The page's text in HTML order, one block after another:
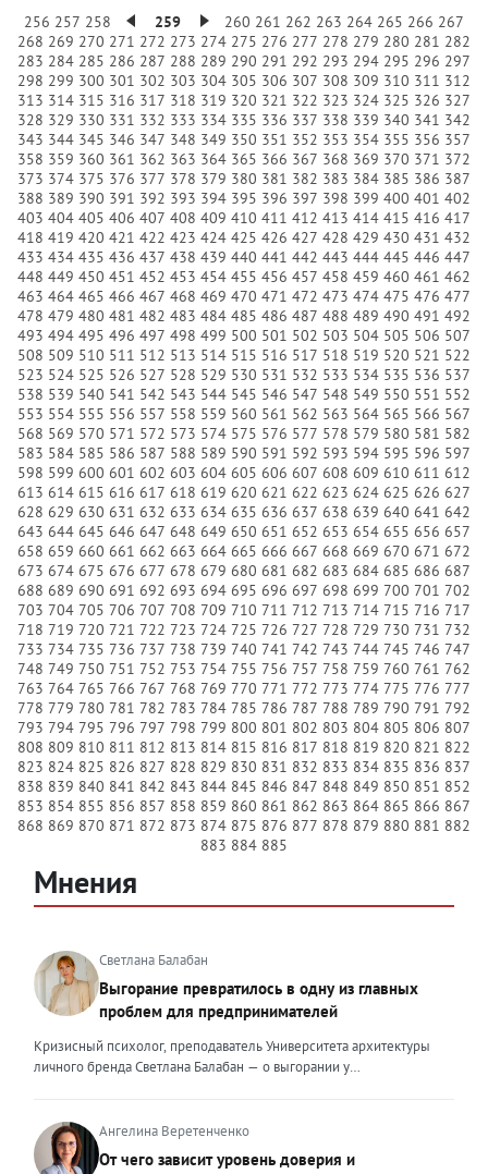
256 257 258 259 260 261 262 263 264 265 266 267
268 269 270 271 272 273 274 275 276 277 278 279 280 281 282
283 284 285 286 287 288 289 290 291 292 293 294 295 296 297
298 299 300 301 302 303 304 305 306 307 308 309 310 311 312
313 314 315 316 317 318 319 320 321 322 323 324 325 326 327
328 329 330 331 332 333 334 335 336 337 338 339 340 341 342
343 344 345 346 347 348 349 350 351 352 353 354 355 356 357
358 359 360 361 362 363 364 365 366 367 368 369 370 371 372
373 374 375 376 377 378 379 380 381 382 383 384 385 386 387
388 389 390 391 392 393 394 395 396 397 398 399 400 401 402
403 404 405 406 407 408 409 410 411 412 413 414 415 416 417
418 419 420 421 422 423 424 425 426 427 428 429 430 431 432
433 434 435 436 437 438 439 440 441 442 443 444 445 446 447
448 449 450 451 452 453 454 455 456 457 458 459 460 461 462
463 464 465 466 467 468 469 470 471 472 473 474 475 476 477
478 479 480 481 482 483 484 485 486 487 488 489 490 491 492
493 494 495 496 497 498 499 500 501 502 503 504 505 506 507
508 509 510 511 512 513 514 515 516 517 518 519 520 521 522
523 524 525 526 527 528 529 530 531 532 533 534 535 536 537
538 539 540 541 542 543 544 545 546 547 548 549 550 551 552
553 554 555 556 557 558 559 560 561 562 563 564 565 566 567
568 569 570 571 572 573 574 575 576 577 578 579 580 581 582
583 584 585 586 587 588 589 590 591 592 593 594 595 596 597
598 599 600 601 602 603 604 605 606 607 608 609 610 611 612
613 614 615 616 617 618 619 620 621 622 623 624 625 626 627
628 629 630 631 632 633 634 635 636 637 638 639 640 641 642
643 644 645 646 647 648 649 650 651 652 653 654 655 656 657
658 659 660 661 662 663 664 665 666 667 668 669 670 671 672
673 674 675 676 677 678 679 680 681 682 683 684 685 686 687
688 689 690 691 692 693 694 695 696 697 698 699 700 701 702
703 704 705 706 707 708 709 710 711 712 713 714 715 716 717
718 719 720 721 722 723 724 725 726 727 728 729 730 731 732
733 734 735 736 737 738 739 740 741 742 743 744 745 746 747
748 749 750 751 752 753 754 755 756 757 758 759 760 761 762
763 764 765 766 767 768 769 770 771 772 773 774 775 776 777
778 779 780 781 782 783 784 785 786 787 788 789 790 791 792
793 794 795 796 797 798 799 800 801 802 803 804 805 806 807
808 809 810 811 812 813 814 815 816 817 818 819 820 821 822
823 824 825 826 827 828 829 830 831 832 833 834 835 836 837
838 839 840 841 842 843 844 845 846 847 848 849 850 851 852
853 854 855 856 857 858 859 860 861 862 863 864 865 866 867
868 869 870 871 872 873 874 875 876 877 878 879 880 881 882
883 884 885
Мнения
Светлана Балабан
Выгорание превратилось в одну из главных
проблем для предпринимателей
Кризисный психолог, преподаватель Университета архитектуры
личного бренда Светлана Балабан — о выгорании у
проблемой, однако выгорание у предпринимателей заметно
отличается от выгорания у наёмных сотрудников. Наёмный
сотрудник может уйти на больничный или в отпуск, пожаловаться
Ангелина Веретенченко
От чего зависит уровень доверия и